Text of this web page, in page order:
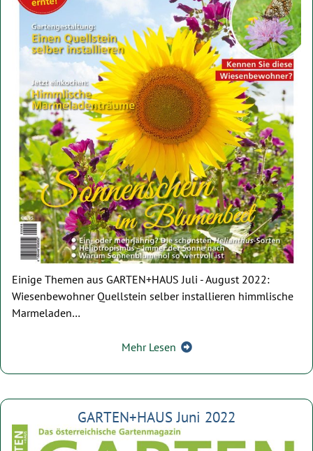
Einige Themen aus GARTEN+HAUS Juli - August 2022:
Wiesenbewohner Quellstein selber installieren himmlische
Marmeladen…
Mehr Lesen
GARTEN+HAUS Juni 2022